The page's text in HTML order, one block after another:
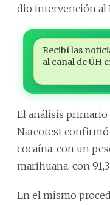
dio intervención al
Recibí las
al canal de ÚH
El análisis
Narcotest
cocaína, con un
marihuana, con
En el mismo